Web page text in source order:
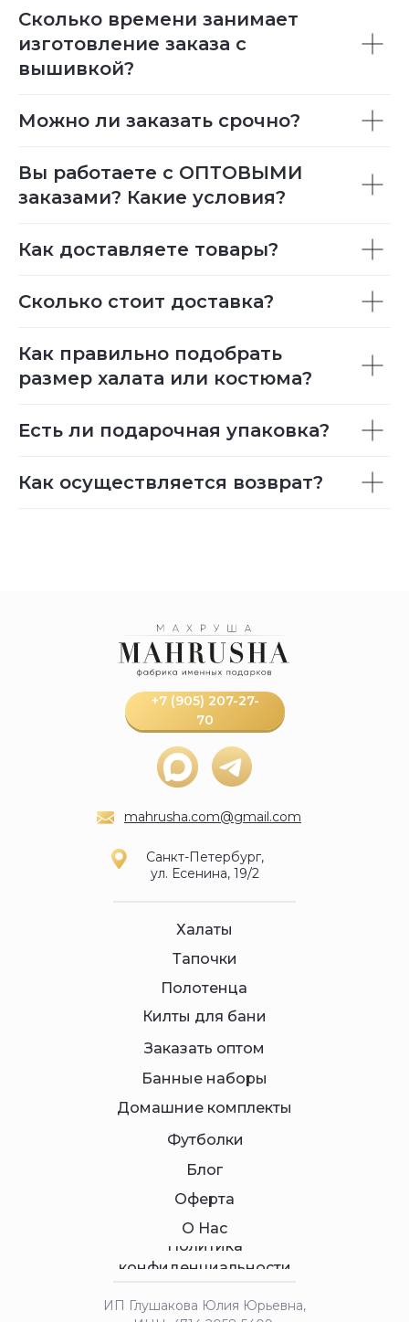
Сколько времени занимает
изготовление заказа с
вышивкой?
Можно ли заказать срочно?
Вы работаете с ОПТОВЫМИ
заказами? Какие условия?
Как доставляете товары?
Сколько стоит доставка?
Как правильно подобрать
размер халата или костюма?
Есть ли подарочная упаковка?
Как осуществляется возврат?
ИП Глушакова Юлия Юрьевна,
Санкт-Петербург,
ул. Есенина, 19/2
mahrusha.com@gmail.com
+7 (905) 207-27-
70
Домашние комплекты
Банные наборы
Футболки
Заказать оптом
Килты для бани
Полотенца
Тапочки
Халаты
Политика
конфиденциальности
Оферта
О Нас
Блог